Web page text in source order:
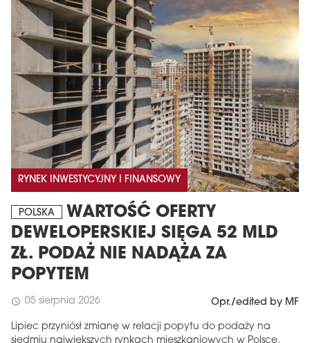
RYNEK INWESTYCYJNY I FINANSOWY
POLSKA
WARTOŚĆ OFERTY
DEWELOPERSKIEJ SIĘGA 52 MLD
ZŁ. PODAŻ NIE NADĄŻA ZA
POPYTEM
schedule 05 sierpnia 2026 Opr./edited by MF
Lipiec przyniósł zmianę w relacji popytu do podaży na
siedmiu największych rynkach mieszkaniowych w Polsce.